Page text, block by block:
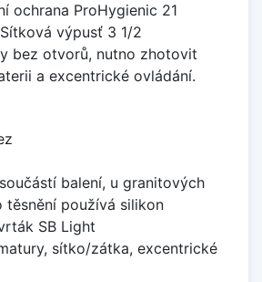
ochrana ProHygienic 21
Sítková výpusť 3 1/2
bez otvorů, nutno zhotovit
a excentrické ovládání.
balení, u granitových
těsnění používá silikon
SB Light
sítko/zátka, excentrické